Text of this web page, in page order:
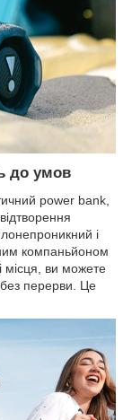
до умов
power bank,
і
компаньйоном
місця, ви можете
перерви. Це